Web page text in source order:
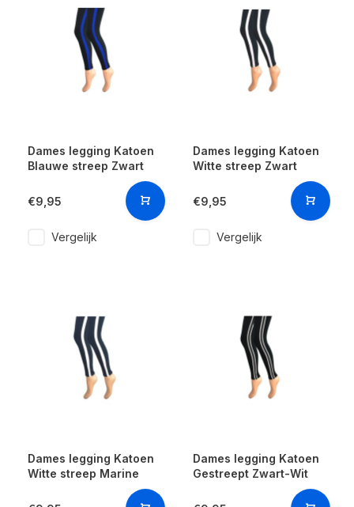
Dames legging Katoen
Blauwe streep Zwart
€9,95
Vergelijk
Dames legging Katoen
Witte streep Zwart
€9,95
Vergelijk
Dames legging Katoen
Witte streep Marine
Dames legging Katoen
Gestreept Zwart-Wit